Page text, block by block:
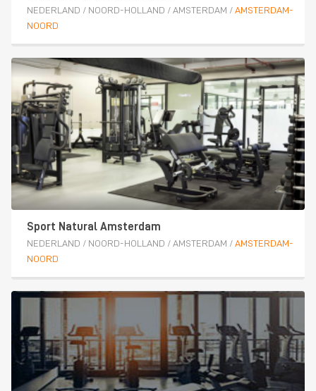
NEDERLAND / NOORD-HOLLAND / AMSTERDAM / AMSTERDAM-
NOORD
Sport Natural Amsterdam
NEDERLAND / NOORD-HOLLAND / AMSTERDAM / AMSTERDAM-
NOORD